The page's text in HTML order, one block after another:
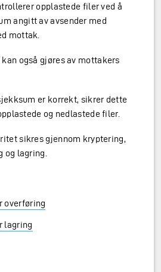
opplastede filer ved å
angitt av avsender med
mottak.
også gjøres av mottakers
er korrekt, sikrer dette
og nedlastede filer.
sikres gjennom kryptering,
og lagring.
overføring
lagring